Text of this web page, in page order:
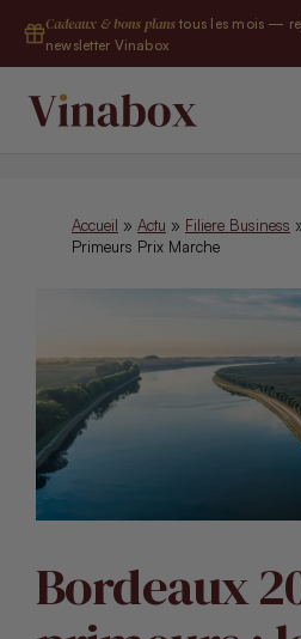
contenu
Cadeaux & bons plans tous les mois —
newsletter Vinabox
Accueil » Actu » Filiere Business
Primeurs Prix Marche
Bordeaux